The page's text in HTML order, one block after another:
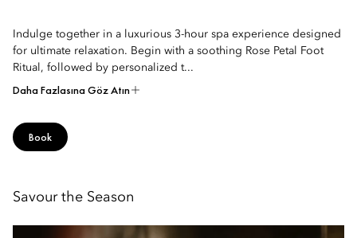
Indulge together in a luxurious 3-hour spa experience designed
for ultimate relaxation. Begin with a soothing Rose Petal Foot
Ritual, followed by personalized t...
Daha Fazlasına Göz Atın
Book
Savour the Season